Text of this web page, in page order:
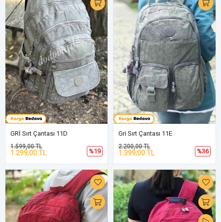
GRİ Sırt Çantası 11D
1.299,00 TL
1.599,00 TL
%19
Gri Sırt Çantası 11E
1.399,00 TL
2.200,00 TL
%36